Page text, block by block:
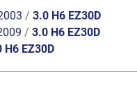
/ 3.0 H6 EZ30D
/ 3.0 H6 EZ30D
H6 EZ30D